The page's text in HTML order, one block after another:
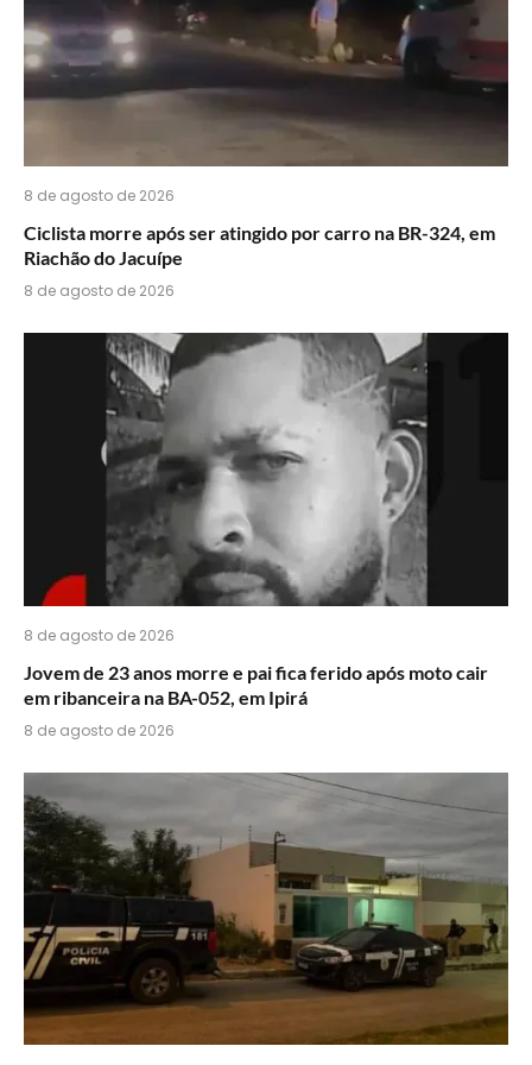
8 de agosto de 2026
Ciclista morre após ser atingido por carro na BR-324, em
Riachão do Jacuípe
8 de agosto de 2026
8 de agosto de 2026
Jovem de 23 anos morre e pai fica ferido após moto cair
em ribanceira na BA-052, em Ipirá
8 de agosto de 2026